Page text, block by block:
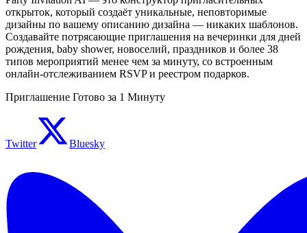
открыток, который создаёт уникальные, неповторимые
дизайны по вашему описанию дизайна — никаких шаблонов.
Создавайте потрясающие приглашения на вечеринки для дней
рождения, baby shower, новоселий, праздников и более 38
типов мероприятий менее чем за минуту, со встроенным
онлайн-отслеживанием RSVP и реестром подарков.
Приглашение Готово за 1 Минуту
Twitter Bluesky